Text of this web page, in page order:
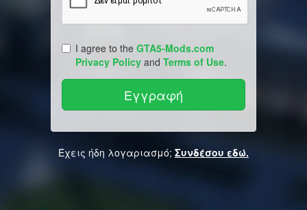
I agree to the GTA5-Mods.com
Privacy Policy and Terms of Use.
Έχεις ήδη λογαριασμό; Συνδέσου εδώ.